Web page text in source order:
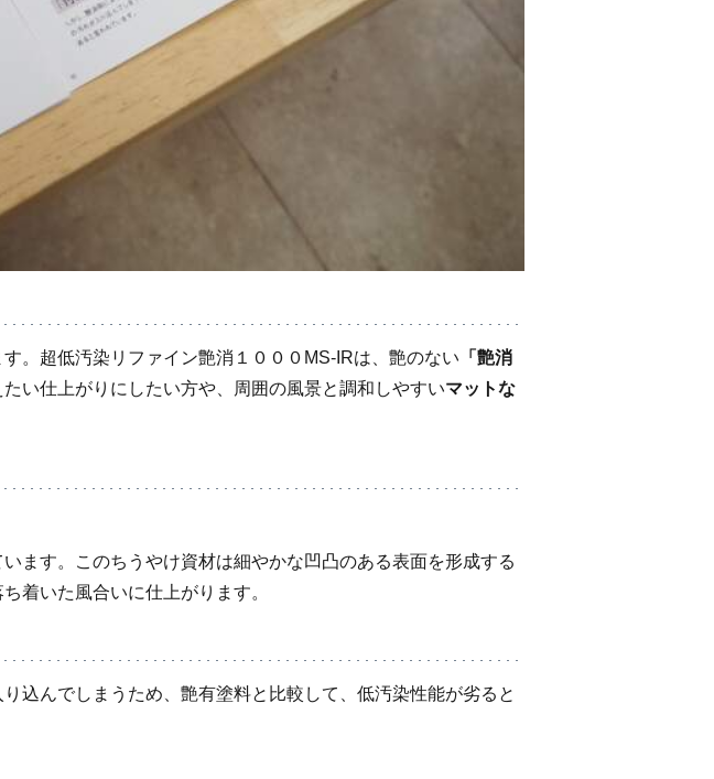
。超低汚染リファイン艶消１０００MS‐IRは、艶のない 「艶消
い仕上がりにしたい方や、周囲の風景と調和しやすいマットな
ます。このちうやけ資材は細やかな凹凸のある表面を形成する
着いた風合いに仕上がります。
込んでしまうため、艶有塗料と比較して、低汚染性能が劣ると